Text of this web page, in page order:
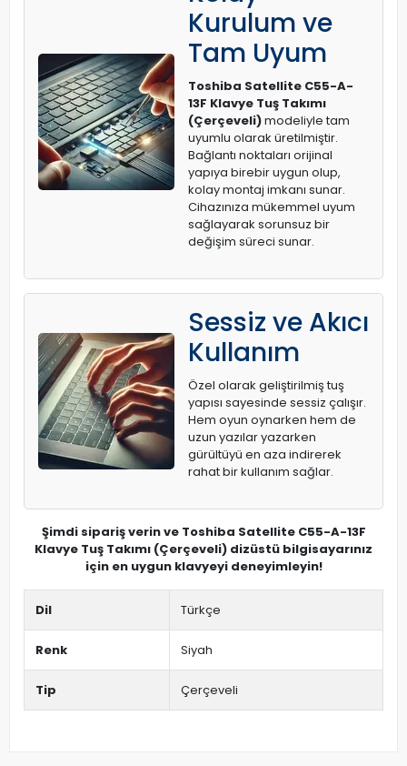
Kurulum ve
Tam Uyum
Toshiba Satellite C55-A-
13F Klavye Tuş Takımı
(Çerçeveli)modeliyle tam
uyumlu olarak üretilmiştir.
Bağlantı noktaları orijinal
yapıya birebir uygun olup,
kolay montaj imkanı sunar.
Cihazınıza mükemmel uyum
sağlayarak sorunsuz bir
değişim süreci sunar.
Sessiz ve Akıcı
Kullanım
Özel olarak geliştirilmiş tuş
yapısı sayesinde sessiz çalışır.
Hem oyun oynarken hem de
uzun yazılar yazarken
gürültüyü en aza indirerek
rahat bir kullanım sağlar.
Şimdi sipariş verin ve Toshiba Satellite C55-A-13F
Klavye Tuş Takımı (Çerçeveli) dizüstü bilgisayarınız
için en uygun klavyeyi deneyimleyin!
Dil Türkçe
Renk Siyah
Tip Çerçeveli